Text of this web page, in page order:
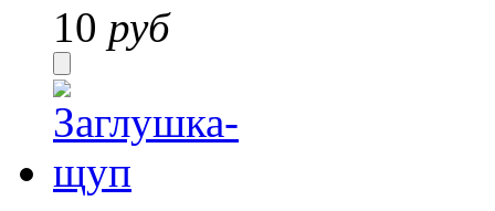
10 руб